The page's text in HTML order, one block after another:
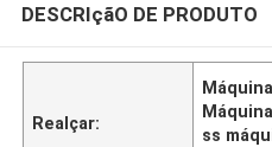
DESCRIçãO DE PRODUTO
Realçar:
ss